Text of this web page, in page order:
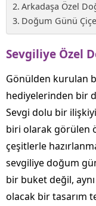
Arkadaşa Özel
Doğum Günü
Sevgiliye Özel
Gönülden kurulan
hediyelerinden bir
Sevgi dolu bir
biri olarak görülen
çeşitlerle
sevgiliye doğum
bir buket değil,
olacak bir tasarım